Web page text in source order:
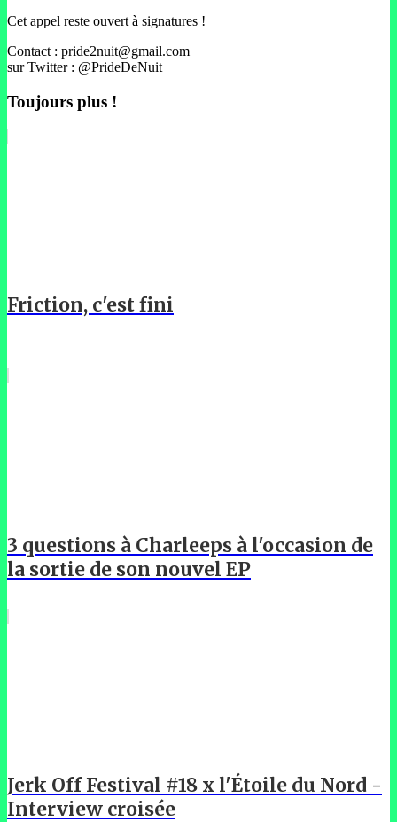
Cet appel reste ouvert à signatures !
Contact : pride2nuit@gmail.com
sur Twitter : @PrideDeNuit
Toujours plus !
Friction, c'est fini
3 questions à Charleeps à l'occasion de
la sortie de son nouvel EP
Jerk Off Festival #18 x l'Étoile du Nord -
Interview croisée